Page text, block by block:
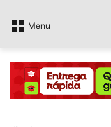
Menu